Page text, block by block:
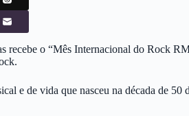
recebe o “Mês Internacional do Rock
e de vida que nasceu na década de 50